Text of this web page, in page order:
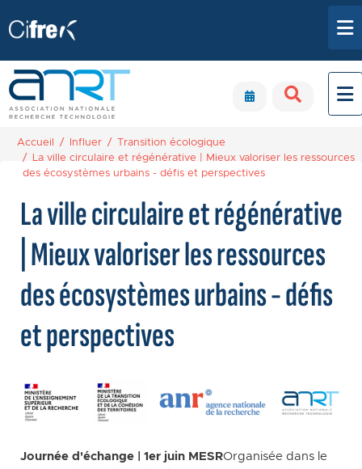
Accueil Influer
Transition écologique
La ville circulaire et régénérative | Mieux valoriser les ressources
des écosystèmes urbains - défis et perspectives
La ville circulaire et régénérative
| Mieux valoriser les ressources
des écosystèmes urbains - défis
et perspectives
Journée d'échange | 1er juin MESROrganisée dans le